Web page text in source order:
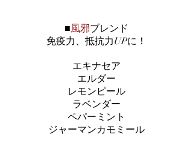
■風邪ブレンド
免疫力、抵抗力UPに！
エキナセア
エルダー
レモンピール
ラベンダー
ペパーミント
ジャーマンカモミール